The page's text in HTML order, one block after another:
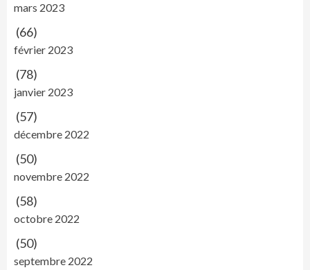
mars 2023
(66)
février 2023
(78)
janvier 2023
(57)
décembre 2022
(50)
novembre 2022
(58)
octobre 2022
(50)
septembre 2022